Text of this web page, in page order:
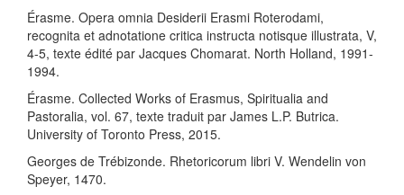
Érasme. Opera omnia Desiderii Erasmi Roterodami,
recognita et adnotatione critica instructa notisque illustrata, V,
4-5, texte édité par Jacques Chomarat. North Holland, 1991-
1994.
Érasme. Collected Works of Erasmus, Spiritualia and
Pastoralia, vol. 67, texte traduit par James L.P. Butrica.
University of Toronto Press, 2015.
Georges de Trébizonde. Rhetoricorum libri V. Wendelin von
Speyer, 1470.